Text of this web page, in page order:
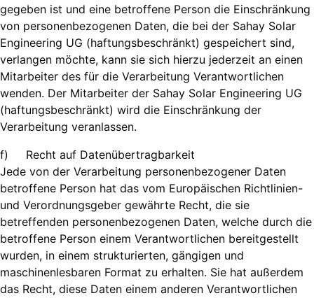
gegeben ist und eine betroffene Person die Einschränkung
von personenbezogenen Daten, die bei der Sahay Solar
Engineering UG (haftungsbeschränkt) gespeichert sind,
verlangen möchte, kann sie sich hierzu jederzeit an einen
Mitarbeiter des für die Verarbeitung Verantwortlichen
wenden. Der Mitarbeiter der Sahay Solar Engineering UG
(haftungsbeschränkt) wird die Einschränkung der
Verarbeitung veranlassen.
f) Recht auf Datenübertragbarkeit
Jede von der Verarbeitung personenbezogener Daten
betroffene Person hat das vom Europäischen Richtlinien-
und Verordnungsgeber gewährte Recht, die sie
betreffenden personenbezogenen Daten, welche durch die
betroffene Person einem Verantwortlichen bereitgestellt
wurden, in einem strukturierten, gängigen und
maschinenlesbaren Format zu erhalten. Sie hat außerdem
das Recht, diese Daten einem anderen Verantwortlichen